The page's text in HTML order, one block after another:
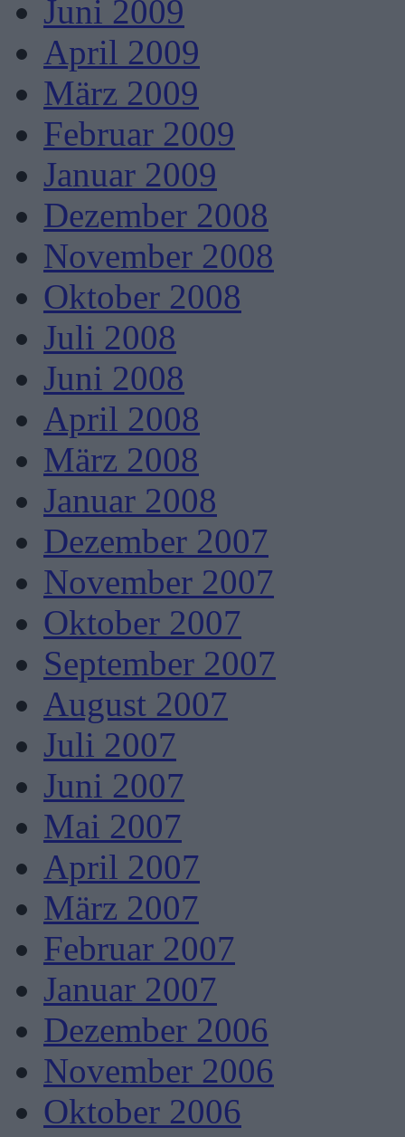
Juni 2009
April 2009
März 2009
Februar 2009
Januar 2009
Dezember 2008
November 2008
Oktober 2008
Juli 2008
Juni 2008
April 2008
März 2008
Januar 2008
Dezember 2007
November 2007
Oktober 2007
September 2007
August 2007
Juli 2007
Juni 2007
Mai 2007
April 2007
März 2007
Februar 2007
Januar 2007
Dezember 2006
November 2006
Oktober 2006